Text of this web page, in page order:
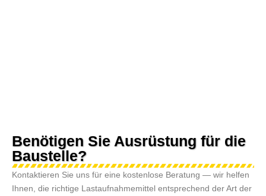
Benötigen Sie Ausrüstung für die
Baustelle?
Kontaktieren Sie uns für eine kostenlose Beratung — wir helfen
Ihnen, die richtige Lastaufnahmemittel entsprechend der Art der